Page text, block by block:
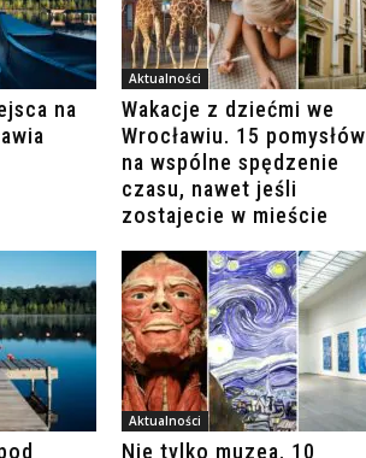
na
Aktualności
Wakacje z dziećmi we
Wrocławiu. 15 pomysłów
na wspólne spędzenie
czasu, nawet jeśli
zostajecie w mieście
Aktualności
Nie tylko muzea. 10